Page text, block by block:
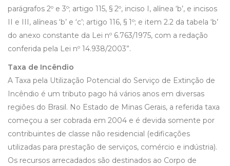
parágrafos 2º e 3º; artigo 115, § 2º, inciso I, alínea ‘b’, e incisos
II e III, alíneas ‘b’ e ‘c’; artigo 116, § 1º; e item 2.2 da tabela ‘b’
do anexo constante da Lei nº 6.763/1975, com a redação
conferida pela Lei nº 14.938/2003”.
Taxa de Incêndio
A Taxa pela Utilização Potencial do Serviço de Extinção de
Incêndio é um tributo pago há vários anos em diversas
regiões do Brasil. No Estado de Minas Gerais, a referida taxa
começou a ser cobrada em 2004 e é devida somente por
contribuintes de classe não residencial (edificações
utilizadas para prestação de serviços, comércio e indústria).
Os recursos arrecadados são destinados ao Corpo de